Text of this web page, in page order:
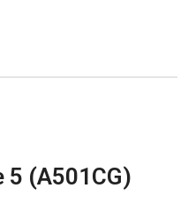
5 (A501CG)